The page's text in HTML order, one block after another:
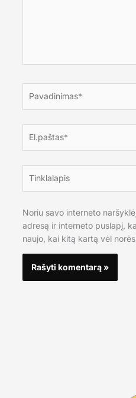
Noriu savo interneto
adresą ir interneto puslapį,
naujo, kai kitą kartą vėl